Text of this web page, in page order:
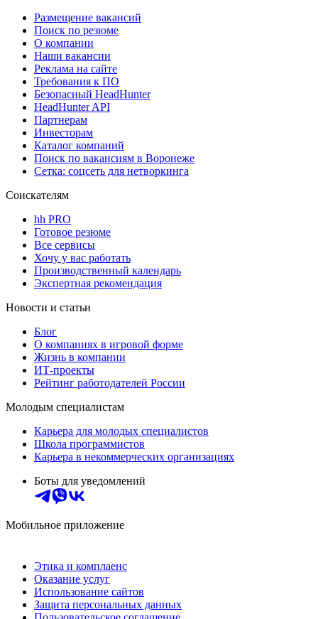
Размещение вакансий
Поиск по резюме
О компании
Наши вакансии
Реклама на сайте
Требования к ПО
Безопасный HeadHunter
HeadHunter API
Партнерам
Инвесторам
Каталог компаний
Поиск по вакансиям в Воронеже
Сетка: соцсеть для нетворкинга
Соискателям
hh PRO
Готовое резюме
Все сервисы
Хочу у вас работать
Производственный календарь
Экспертная рекомендация
Новости и статьи
Блог
О компаниях в игровой форме
Жизнь в компании
ИТ-проекты
Рейтинг работодателей России
Молодым специалистам
Карьера для молодых специалистов
Школа программистов
Карьера в некоммерческих организациях
Боты для уведомлений
Мобильное приложение
Этика и комплаенс
Оказание услуг
Использование сайтов
Защита персональных данных